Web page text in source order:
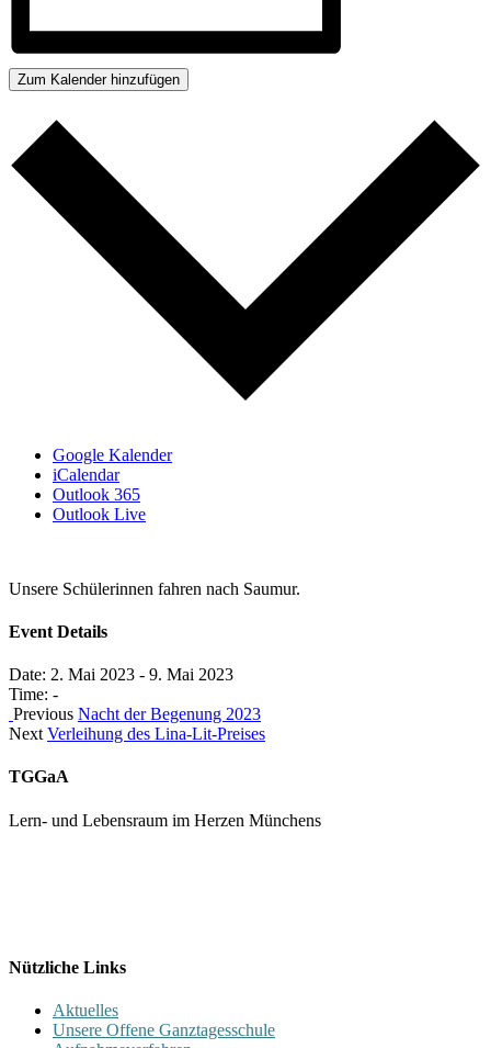
Zum Kalender hinzufügen
Google Kalender
iCalendar
Outlook 365
Outlook Live
Unsere Schülerinnen fahren nach Saumur.
Event Details
Date: 2. Mai 2023 - 9. Mai 2023
Time: -
Previous Nacht der Begenung 2023
Next Verleihung des Lina-Lit-Preises
TGGaA
Lern- und Lebensraum im Herzen Münchens
Nützliche Links
Aktuelles
Unsere Offene Ganztagesschule